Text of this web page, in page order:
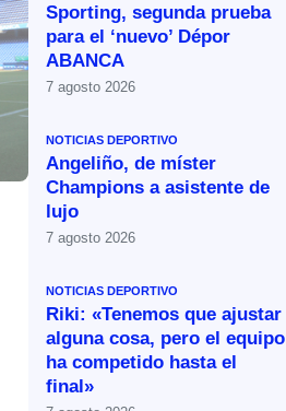
Sporting, segunda prueba
para el ‘nuevo’ Dépor
ABANCA
7 agosto 2026
NOTICIAS DEPORTIVO
Angeliño, de míster
Champions a asistente de
lujo
7 agosto 2026
NOTICIAS DEPORTIVO
Riki: «Tenemos que ajustar
alguna cosa, pero el equipo
ha competido hasta el
final»